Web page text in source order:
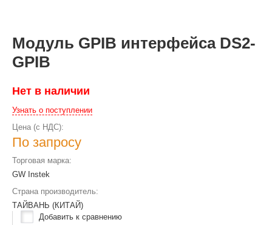
Модуль GPIB интерфейса DS2-
GPIB
Нет в наличии
Узнать о поступлении
Цена (с НДС):
По запросу
Торговая марка:
GW Instek
Страна производитель:
ТАЙВАНЬ (КИТАЙ)
Добавить к сравнению